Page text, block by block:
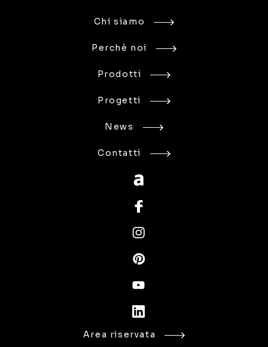
Chi siamo
Perchè noi
Prodotti
Progetti
News
Contatti
Area riservata